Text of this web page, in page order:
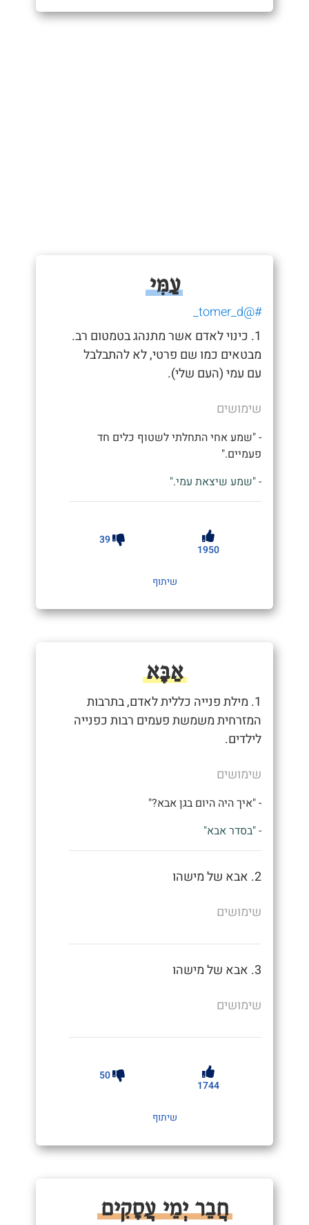
עַמִּי
#@tomer_d_
1. כינוי לאדם אשר מתנהג בטמטום רב.
מבטאים כמו שם פרטי, לא להתבלבל
עם עמי (העם שלי).
שימושים
- "שמע אחי התחלתי לשטוף כלים חד
פעמיים."
- "שמע שיצאת עמי."
1950
39
שיתוף
אַבָּא
1. מילת פנייה כללית לאדם, בתרבות
המזרחית משמשת פעמים רבות כפנייה
לילדים.
שימושים
- "איך היה היום בגן אבא?"
- "בסדר אבא"
2. אבא של מישהו
שימושים
3. אבא של מישהו
שימושים
1744
50
שיתוף
חֲבֵר יְמֵי עֲסָקִים